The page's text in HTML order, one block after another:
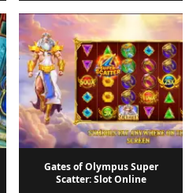
Gates of Olympus Super
Scatter: Slot Online